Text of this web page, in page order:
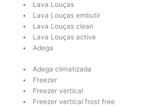
Lava Louças
Lava Louças embutir
Lava Louças clean
Lava Louças active
Adega
Adega climatizada
Freezer
Freezer vertical
Freezer vertical frost free